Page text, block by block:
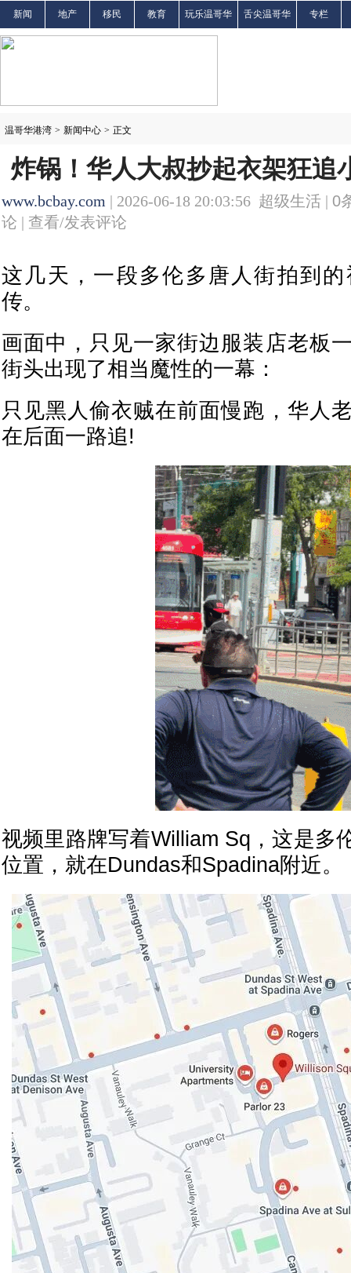
新闻 地产 移民 教育 玩乐温哥华 舌尖温哥华 专栏
温哥华港湾 > 新闻中心 > 正文
炸锅！华人大叔抄起衣架狂追
www.bcbay.com | 2026-06-18 20:03:56 超级生活 | 0
论 | 查看/发表评论
这几天，一段多伦多唐人街拍到
传。
画面中，只见一家街边服装店老板
街头出现了相当魔性的一幕：
只见黑人偷衣贼在前面慢跑，华人
在后面一路追!
视频里路牌写着William Sq，这是多
位置，就在Dundas和Spadina附近。